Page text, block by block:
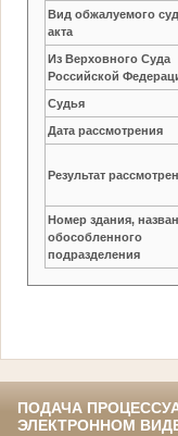
Вид обжалуемого
акта
Из Верховного Суда
Российской
Судья
Дата рассмотрения
Результат
Номер здания,
обособленного
подразделения
ПОДАЧА
ЭЛЕКТРОННОМ